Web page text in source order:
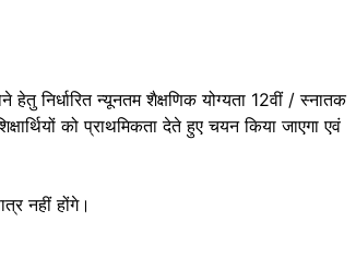
निर्धारित न्यूनतम शैक्षणिक योग्यता 12वीं / स्नातक
को प्राथमिकता देते हुए चयन किया जाएगा एवं
नहीं होंगे।